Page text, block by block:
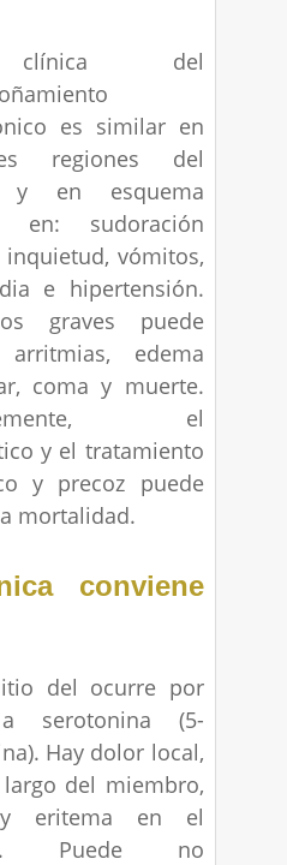
del
es similar en
regiones del
y en esquema
en: sudoración
inquietud, vómitos,
e hipertensión.
graves puede
edema
coma y muerte.
el
y el tratamiento
y precoz puede
mortalidad.
conviene
del ocurre por
serotonina (5-
Hay dolor local,
del miembro,
y eritema en el
Puede no